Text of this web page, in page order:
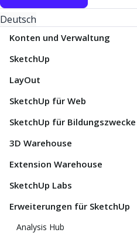
Deutsch
Konten und Verwaltung
SketchUp
LayOut
SketchUp für Web
SketchUp für Bildungszwecke
3D Warehouse
Extension Warehouse
SketchUp Labs
Erweiterungen für SketchUp
Analysis Hub